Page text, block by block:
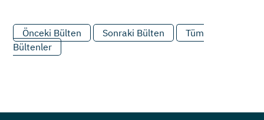
Önceki Bülten Sonraki Bülten
Tüm
Bültenler